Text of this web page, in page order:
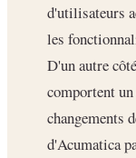
d'utilisateurs
les
D'un autre
comportent
changements
d'Acumatica